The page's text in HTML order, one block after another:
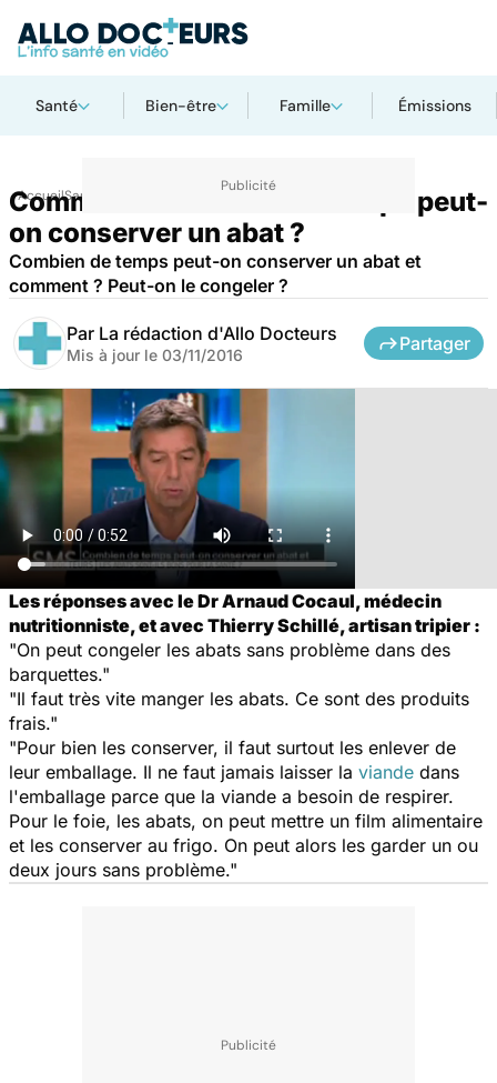
Santé Bien-être Famille Émissions
AccueilSanté
Comment et combien de temps peut-
on conserver un abat ?
Combien de temps peut-on conserver un abat et
comment ? Peut-on le congeler ?
Par La rédaction d'Allo Docteurs
Mis à jour le 03/11/2016
Partager
Les réponses avec le Dr Arnaud Cocaul, médecin
nutritionniste, et avec Thierry Schillé, artisan tripier :
"On peut congeler les abats sans problème dans des
barquettes."
"Il faut très vite manger les abats. Ce sont des produits
frais."
"Pour bien les conserver, il faut surtout les enlever de
leur emballage. Il ne faut jamais laisser la viande dans
l'emballage parce que la viande a besoin de respirer.
Pour le foie, les abats, on peut mettre un film alimentaire
et les conserver au frigo. On peut alors les garder un ou
deux jours sans problème."